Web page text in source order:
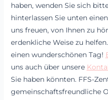
haben, wenden Sie sich
hinterlassen Sie unten
uns freuen, von Ihnen zu
erdenkliche Weise zu
einen wunderschönen Tag!
uns auch über unsere
Sie haben könnten. FFS-
gemeinschaftsfreundliche